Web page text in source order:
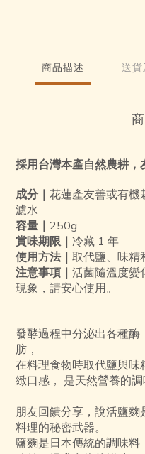
商品描述 送
採用台灣本產自然農耕，
成分｜ 花蓮產友善或有機
濾水
容量｜ 250g
賞味期限｜ 冷藏 1 年
使用方法｜ 取代鹽、味精
注意事項｜ 活菌隨溫度變
現象，請安心使用。
發酵過程中分泌出各種酶
肪，
在料理食物時取代鹽與味
緻口感， 是天然營養的調
朋友回饋分享，說活鹽
料理的秘密武器。
鹽麴是日本傳統的調味